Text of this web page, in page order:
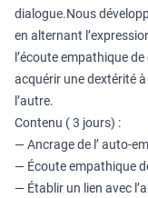
dialogue.Nous
en alternant
l’écoute empathique
acquérir une dextérité
l’autre.
Contenu ( 3 jours) :
— Ancrage de l’ auto-
— Écoute empathique
— Établir un lien avec